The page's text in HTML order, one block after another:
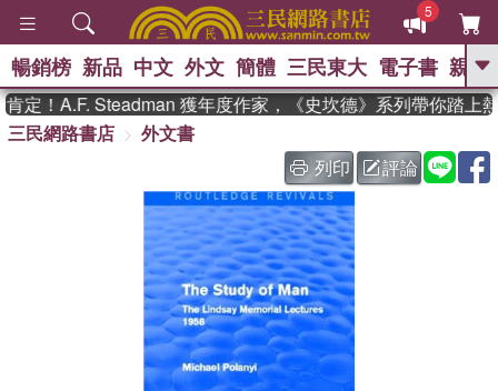
5
GO
The Odyssey 、 父親節 、 如果歷
史是一群喵 、 暑期推薦 、 國際布克
獎 臺灣漫遊錄 、 方念華
登輝時代 、 數學女孩：黎曼猜想
偉大的迷走神經
暢銷榜 新品 中文 外文 簡體 三民東大 電子書 親子
！A.F. Steadman 獲年度作家，《史坎德》系列帶你踏上熱
三民網路書店
外文書
列印
評論